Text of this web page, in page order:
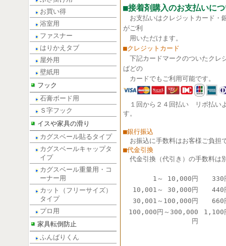
お買い得
浴室用
ファスナー
はりかえタブ
屋外用
壁紙用
フック
石膏ボード用
Ｓ字フック
イスや家具の滑り
カグスベール貼るタイプ
カグスベールキャップタ
イプ
カグスベール重量用・コ
ーナー用
カット（フリーサイズ）
タイプ
プロ用
家具転倒防止
ふんばりくん
■接着剤購入のお支払いに
お支払いはクレジットカード・
がご利
用いただけます。
■クレジットカード
下記カードマークのついたクレ
ばどの
カードでもご利用可能です。
１回から２４回払い リボ払い
す。
■銀行振込
お振込に手数料はお客様ご負担
■代金引換
代金引換（代引き）の手数料
1～ 10,000円
330
10,001～ 30,000円
440
30,001～100,000円
660
100,000円～300,000
円
1,100